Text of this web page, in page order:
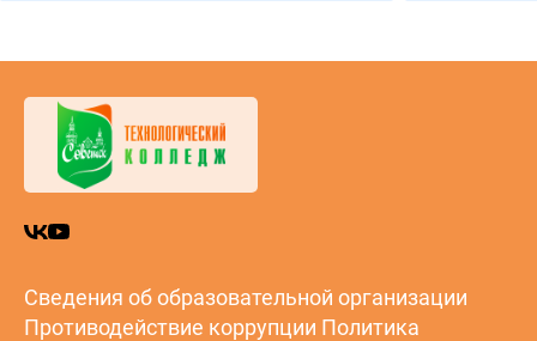
Сведения об образовательной организации
Противодействие коррупции Политика